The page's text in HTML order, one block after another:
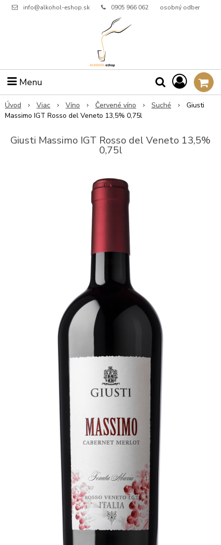
info@alkohol-eshop.sk 0905 966 062 osobný odber
Menu
Úvod Viac Víno Červené víno Suché
Giusti
Massimo IGT Rosso del Veneto 13,5% 0,75l
Giusti Massimo IGT Rosso del Veneto 13,5%
0,75l